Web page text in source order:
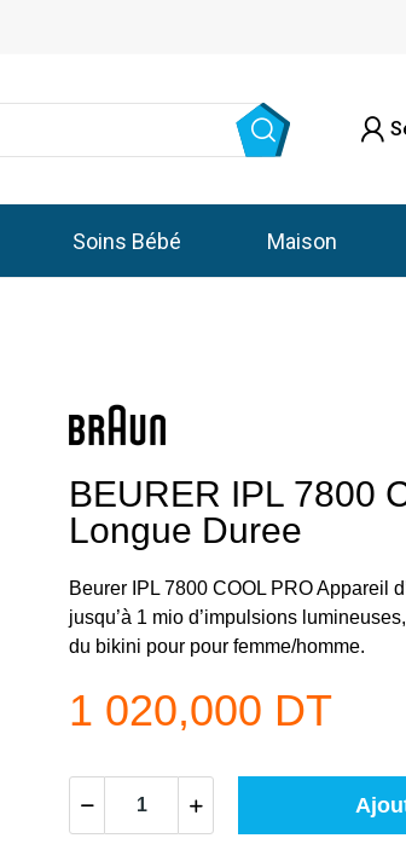
Soins Bébé Maison
BEURER IPL 7800
Longue Duree
Beurer IPL 7800 COOL PRO Appareil
jusqu’à 1 mio d’impulsions
du bikini pour pour femme/homme.
1 020,000 DT